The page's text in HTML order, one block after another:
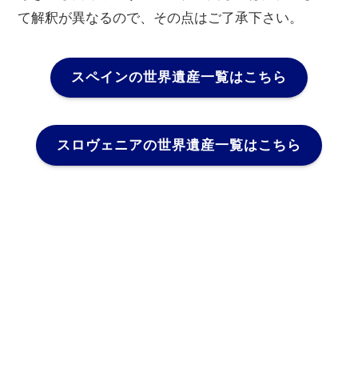
て解釈が異なるので、その点はご了承下さい。
スペインの世界遺産一覧はこちら
スロヴェニアの世界遺産一覧はこちら